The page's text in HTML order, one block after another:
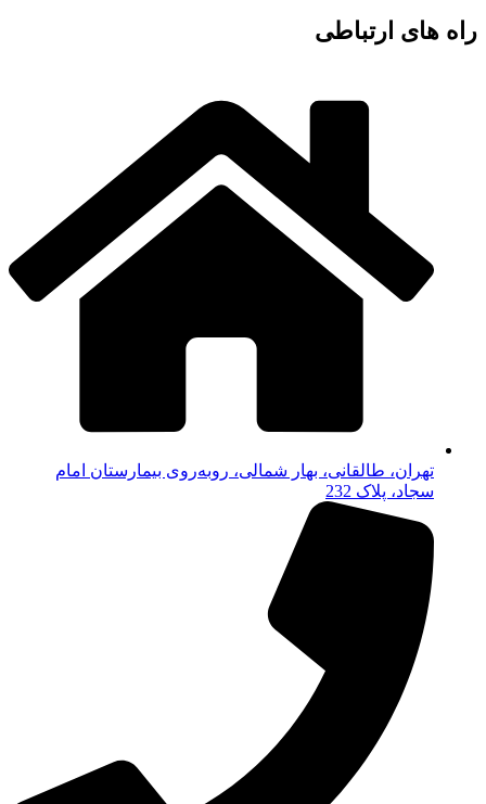
راه های ارتباطی
تهران، طالقانی، بهار شمالی، روبه‌روی بیمارستان امام
سجاد، پلاک 232